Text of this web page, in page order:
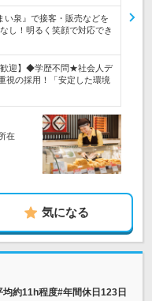
い泉』で接客・販売などを
し！明るく笑顔で対応でき
歓迎】◆学歴不問★社会人デ
視の採用！「安定した環境
在
気になる
約11h程度#年間休日123日